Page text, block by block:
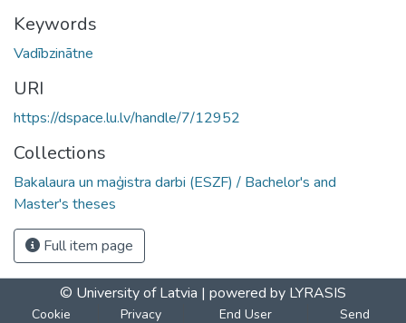
Keywords
Vadībzinātne
URI
https://dspace.lu.lv/handle/7/12952
Collections
Bakalaura un maģistra darbi (ESZF) / Bachelor's and
Master's theses
Full item page
© University of Latvia | powered by LYRASIS
Cookie Privacy End User Send